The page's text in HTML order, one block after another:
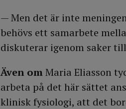
— Men det är inte
behövs ett samarbete
diskuterar igenom saker
Även omMaria Eliasson
arbeta på det här sättet
klinisk fysiologi, att det